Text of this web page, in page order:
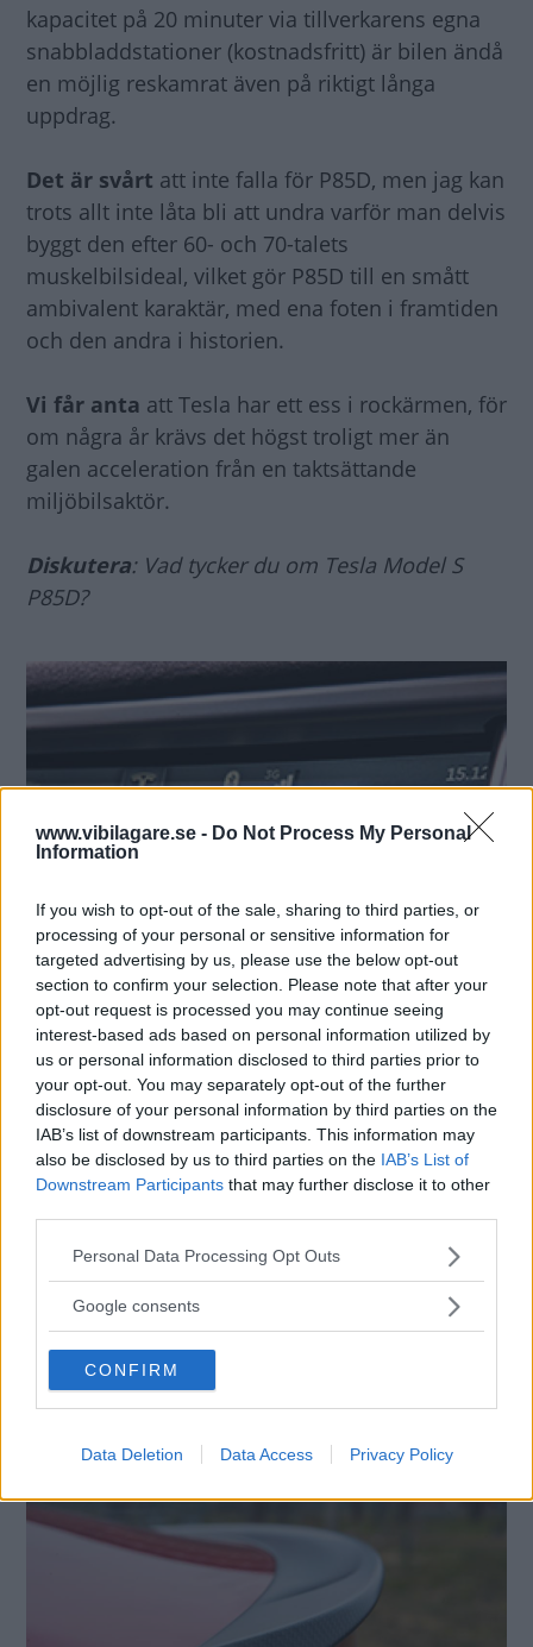
www.vibilagare.se - Do Not Process My Personal
Information
If you wish to opt-out of the sale, sharing to third parties, or
processing of your personal or sensitive information for
targeted advertising by us, please use the below opt-out
section to confirm your selection. Please note that after your
opt-out request is processed you may continue seeing
interest-based ads based on personal information utilized by
us or personal information disclosed to third parties prior to
your opt-out. You may separately opt-out of the further
disclosure of your personal information by third parties on the
IAB’s list of downstream participants. This information may
also be disclosed by us to third parties on the IAB’s List of
Downstream Participants that may further disclose it to other
Please note that this website/app uses one or more Google
not limited to your visit or usage behaviour. You may click to
use your data for below specified purposes in below Google
consent section.
Personal Data Processing Opt Outs
Google consents
CONFIRM
Data Deletion Data Access Privacy Policy
kapacitet på 20 minuter via tillverkarens egna
snabbladdstationer (kostnadsfritt) är bilen ändå
en möjlig reskamrat även på riktigt långa
uppdrag.
Det är svårt att inte falla för P85D, men jag kan
trots allt inte låta bli att undra varför man delvis
byggt den efter 60- och 70-talets
muskelbilsideal, vilket gör P85D till en smått
ambivalent karaktär, med ena foten i framtiden
och den andra i historien.
Vi får anta att Tesla har ett ess i rockärmen, för
om några år krävs det högst troligt mer än
galen acceleration från en taktsättande
miljöbilsaktör.
Diskutera: Vad tycker du om Tesla Model S
P85D?